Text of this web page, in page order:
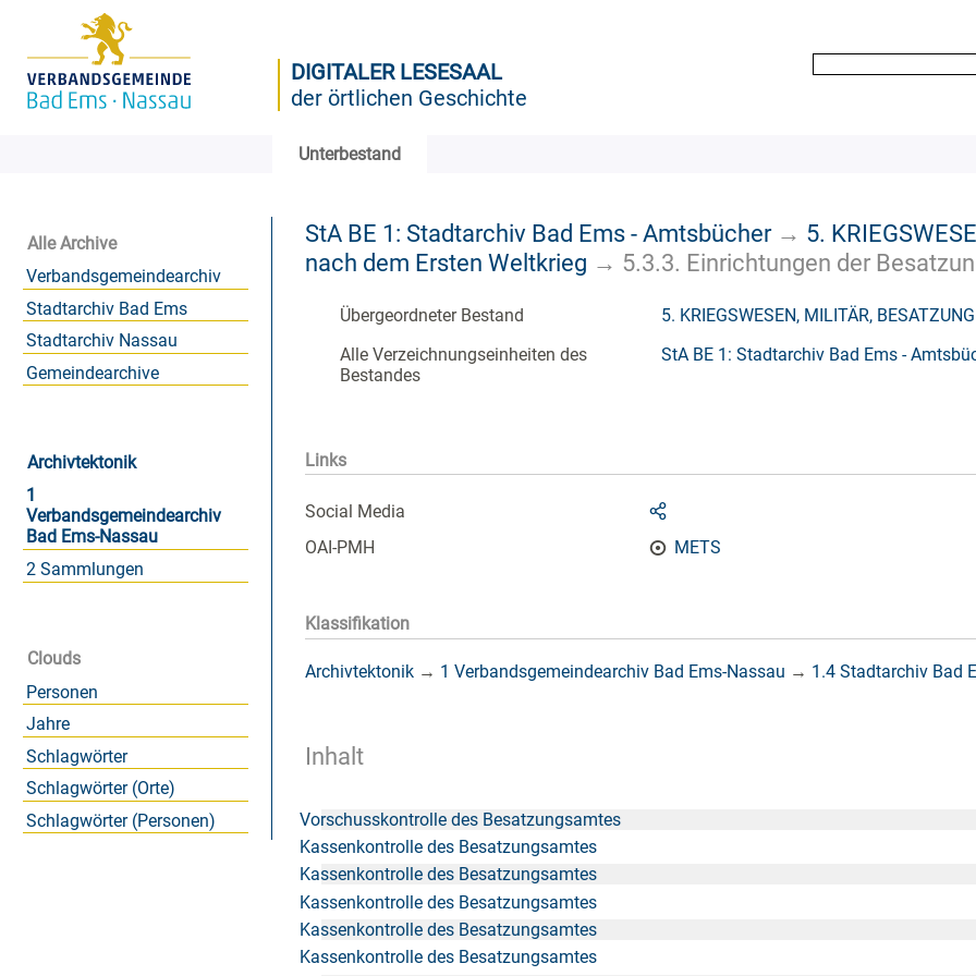
DIGITALER LESESAAL
der örtlichen Geschichte
Unterbestand
Alle Archive
Verbandsgemeindearchiv
Stadtarchiv Bad Ems
Stadtarchiv Nassau
Gemeindearchive
Archivtektonik
1
Verbandsgemeindearchiv
Bad Ems-Nassau
2 Sammlungen
Clouds
Personen
Jahre
Schlagwörter
Schlagwörter (Orte)
Schlagwörter (Personen)
StA BE 1: Stadtarchiv Bad Ems - Amtsbücher→ 5.
nach dem Ersten Weltkrieg → 5.3.3. Einrichtungen der
Übergeordneter Bestand
5. KRIEGSWESEN, MILITÄR, BESATZUNG
Alle Verzeichnungseinheiten des
Bestandes
StA BE 1: Stadtarchiv Bad Ems -
Links
Social Media
OAI-PMH
METS
Klassifikation
Archivtektonik → 1 Verbandsgemeindearchiv Bad Ems-Nassau → 1.4 Stadtarchiv Bad
Inhalt
Vorschusskontrolle des Besatzungsamtes
Kassenkontrolle des Besatzungsamtes
Kassenkontrolle des Besatzungsamtes
Kassenkontrolle des Besatzungsamtes
Kassenkontrolle des Besatzungsamtes
Kassenkontrolle des Besatzungsamtes